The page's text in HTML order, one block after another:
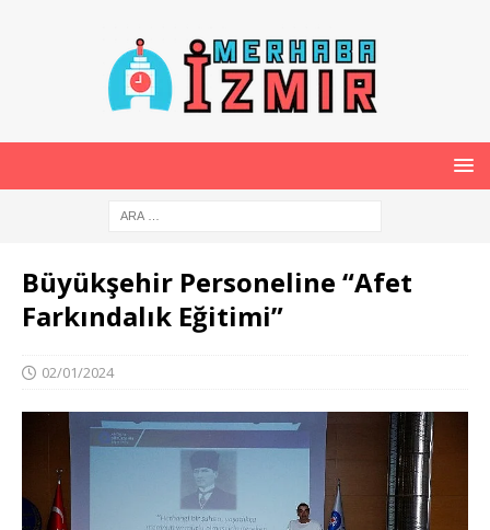
Büyükşehir Personeline “Afet
Farkındalık Eğitimi”
02/01/2024